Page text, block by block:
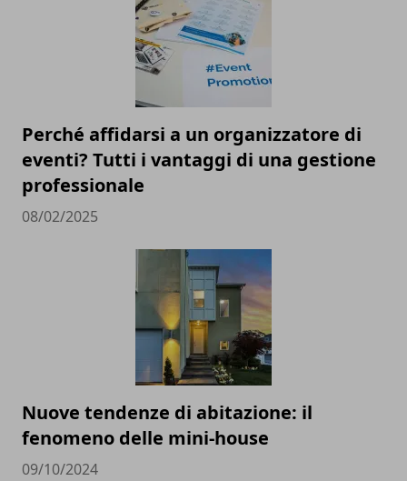
Perché affidarsi a un organizzatore di
eventi? Tutti i vantaggi di una gestione
professionale
08/02/2025
Nuove tendenze di abitazione: il
fenomeno delle mini-house
09/10/2024